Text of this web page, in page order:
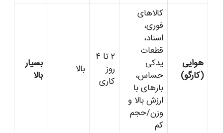
هوایی
(کارگو)
کالاهای
فوری،
اسناد،
قطعات
یدکی
حساس،
بارهای با
ارزش بالا و
وزن/حجم
کم
۲ تا ۴
روز
کاری
بالا
بسیار
بالا